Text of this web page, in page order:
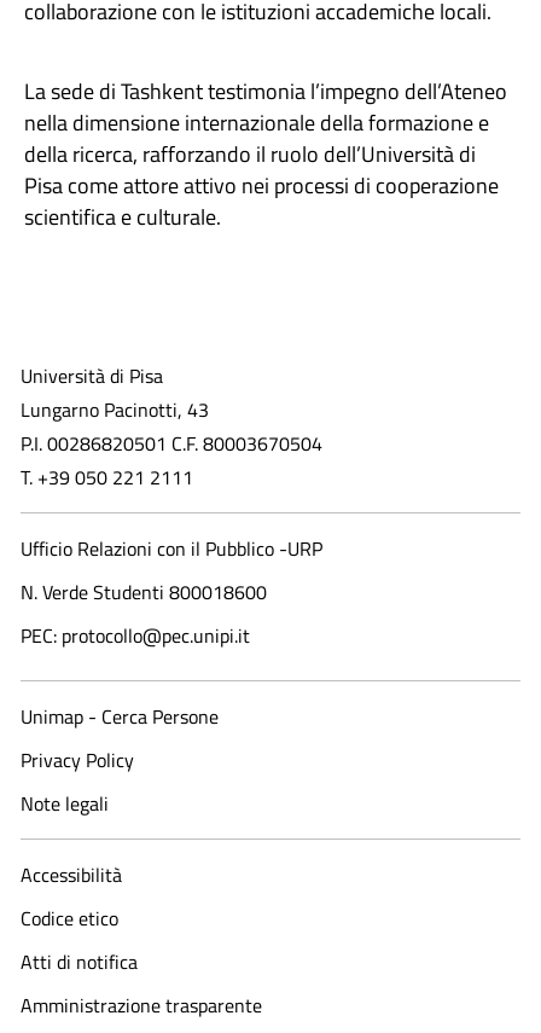
collaborazione con le istituzioni accademiche locali.
La sede di Tashkent testimonia l’impegno dell’Ateneo
nella dimensione internazionale della formazione e
della ricerca, rafforzando il ruolo dell’Università di
Pisa come attore attivo nei processi di cooperazione
scientifica e culturale.
Università di Pisa
Lungarno Pacinotti, 43
P.I. 00286820501 C.F. 80003670504
T. +39 050 221 2111
Ufficio Relazioni con il Pubblico -URP
N. Verde Studenti 800018600​
PEC: protocollo@pec.unipi.it
Unimap - Cerca Persone
Privacy Policy
Note legali
Accessibilità
Codice etico
Atti di notifica
Amministrazione trasparente